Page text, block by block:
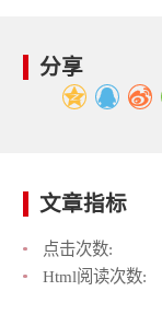
分享
文章指标
点击次数:
Html阅读次数: